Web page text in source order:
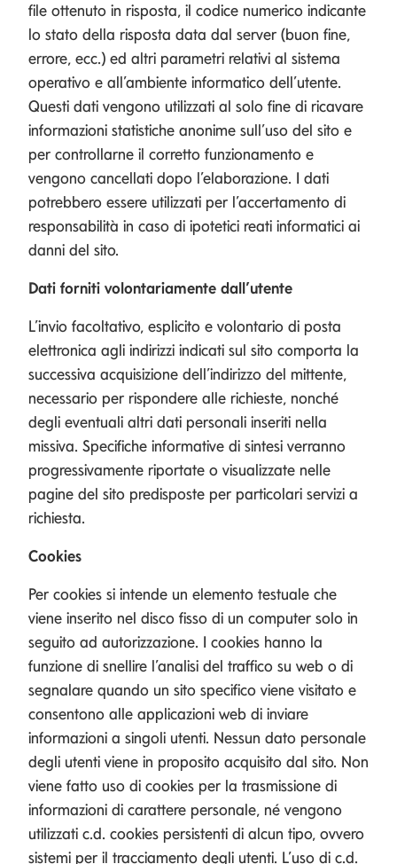
file ottenuto in risposta, il codice numerico indicante
lo stato della risposta data dal server (buon fine,
errore, ecc.) ed altri parametri relativi al sistema
operativo e all’ambiente informatico dell’utente.
Questi dati vengono utilizzati al solo fine di ricavare
informazioni statistiche anonime sull’uso del sito e
per controllarne il corretto funzionamento e
vengono cancellati dopo l’elaborazione. I dati
potrebbero essere utilizzati per l’accertamento di
responsabilità in caso di ipotetici reati informatici ai
danni del sito.
Dati forniti volontariamente dall’utente
L’invio facoltativo, esplicito e volontario di posta
elettronica agli indirizzi indicati sul sito comporta la
successiva acquisizione dell’indirizzo del mittente,
necessario per rispondere alle richieste, nonché
degli eventuali altri dati personali inseriti nella
missiva. Specifiche informative di sintesi verranno
progressivamente riportate o visualizzate nelle
pagine del sito predisposte per particolari servizi a
richiesta.
Cookies
Per cookies si intende un elemento testuale che
viene inserito nel disco fisso di un computer solo in
seguito ad autorizzazione. I cookies hanno la
funzione di snellire l’analisi del traffico su web o di
segnalare quando un sito specifico viene visitato e
consentono alle applicazioni web di inviare
informazioni a singoli utenti. Nessun dato personale
degli utenti viene in proposito acquisito dal sito. Non
viene fatto uso di cookies per la trasmissione di
informazioni di carattere personale, né vengono
utilizzati c.d. cookies persistenti di alcun tipo, ovvero
sistemi per il tracciamento degli utenti. L’uso di c.d.